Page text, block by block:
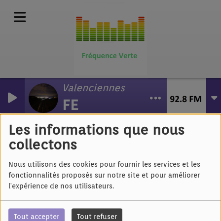
Les informations que nous
collectons
Nous utilisons des cookies pour fournir les services et les
fonctionnalités proposés sur notre site et pour améliorer
l'expérience de nos utilisateurs.
Tout accepter Tout refuser
Valenciennes
FE
Outed - le Hit